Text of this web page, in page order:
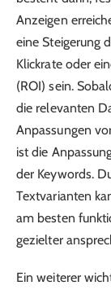
Anzeigen
eine Steigerung
Klickrate oder
(ROI) sein.
die relevanten
Anpassungen
ist die
der Keywords.
Textvarianten
am besten
gezielter
Ein weiterer